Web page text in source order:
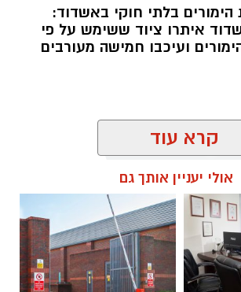
בעקבות זיהום נחל לכיש וחופי
(ראשון) לנקודת הסיום
את הסדר הפשרה שאליו הגיעו
יותר משנה – והעניק לו תוקף
ההליך החל בעקבות אירועי הזיהום בשנים 2018–
לאישור התביעה הייצוגית הגישו
ואבי אבן דנן נגד המועצה
תאגיד המים האזורי ת.מ.ר
עיריית אשדוד, תאגיד יובלים
בלתי חוקי באשדוד:
איתרו ציוד ששימש על פי
ועיכבו חמישה מעורבים
קרא עוד
אולי יעניין אותך גם